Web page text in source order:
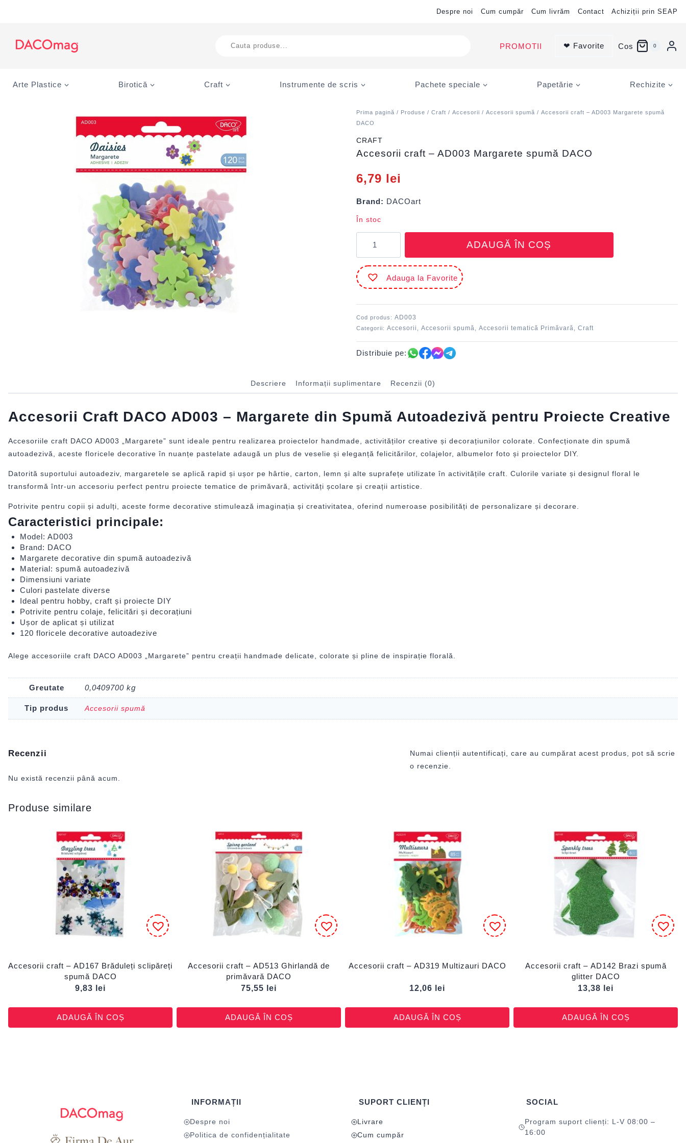
Despre noi Cum cumpăr Cum livrăm Contact Achiziții prin SEAP
search
PROMOTII ❤ Favorite Cos 0
Arte Plastice Birotică Craft Instrumente de scris Pachete speciale Papetărie Rechizite
Prima pagină / Produse /Craft /Accesorii /Accesorii spumă / Accesorii craft – AD003 Margarete spumă
DACO
CRAFT
Accesorii craft – AD003 Margarete spumă DACO
6,79 lei
Brand: DACOart
În stoc
Accesorii
craft
-
AD003
Margarete
ADAUGĂ ÎN COȘ
Adauga la Favorite
Cod produs:AD003
Categorii:Accesorii ,Accesorii spumă ,Accesorii tematică Primăvară ,Craft
Distribuie pe:
Descriere Informații suplimentare Recenzii (0)
Accesorii Craft DACO AD003 – Margarete din Spumă Autoadezivă pentru Proiecte Creative
Accesoriile craft DACO AD003 „Margarete” sunt ideale pentru realizarea proiectelor handmade, activităților creative și decorațiunilor colorate. Confecționate din spumă
autoadezivă, aceste floricele decorative în nuanțe pastelate adaugă un plus de veselie și eleganță felicitărilor, colajelor, albumelor foto și proiectelor DIY.
Datorită suportului autoadeziv, margaretele se aplică rapid și ușor pe hârtie, carton, lemn și alte suprafețe utilizate în activitățile craft. Culorile variate și designul floral le
transformă într-un accesoriu perfect pentru proiecte tematice de primăvară, activități școlare și creații artistice.
Potrivite pentru copii și adulți, aceste forme decorative stimulează imaginația și creativitatea, oferind numeroase posibilități de personalizare și decorare.
Caracteristici principale:
Model: AD003
Brand: DACO
Margarete decorative din spumă autoadezivă
Material: spumă autoadezivă
Dimensiuni variate
Culori pastelate diverse
Ideal pentru hobby, craft și proiecte DIY
Potrivite pentru colaje, felicitări și decorațiuni
Ușor de aplicat și utilizat
120 floricele decorative autoadezive
Alege accesoriile craft DACO AD003 „Margarete” pentru creații handmade delicate, colorate și pline de inspirație florală.
Greutate 0,0409700 kg
Tip produs Accesorii spumă
Recenzii
Nu există recenzii până acum.
Numai clienții autentificați, care au cumpărat acest produs, pot să scrie
o recenzie.
Produse similare
Accesorii craft – AD167 Brăduleți sclipăreți
spumă DACO
9,83
lei
ADAUGĂ ÎN COȘ
Accesorii craft – AD513 Ghirlandă de
primăvară DACO
75,55
lei
ADAUGĂ ÎN COȘ
Accesorii craft – AD319 Multizauri DACO
12,06 lei
ADAUGĂ ÎN COȘ
Accesorii craft – AD142 Brazi spumă
glitter DACO
13,38
lei
ADAUGĂ ÎN COȘ
INFORMAȚII
Despre noi
Politica de confidențialitate
SUPORT CLIENȚI
Livrare
Cum cumpăr
SOCIAL
Program suport clienți: L-V 08:00 –
16:00